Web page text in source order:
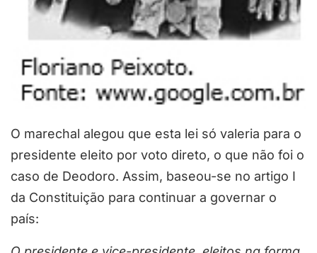
O marechal alegou que esta lei só valeria para o
presidente eleito por voto direto, o que não foi o
caso de Deodoro. Assim, baseou-se no artigo I
da Constituição para continuar a governar o
país: